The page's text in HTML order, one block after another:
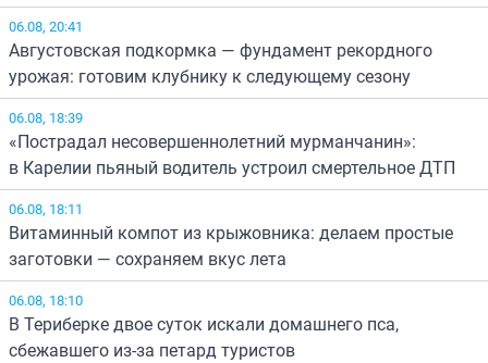
06.08, 20:41
Августовская подкормка — фундамент рекордного
урожая: готовим клубнику к следующему сезону
06.08, 18:39
«Пострадал несовершеннолетний мурманчанин»:
в Карелии пьяный водитель устроил смертельное ДТП
06.08, 18:11
Витаминный компот из крыжовника: делаем простые
заготовки — сохраняем вкус лета
06.08, 18:10
В Териберке двое суток искали домашнего пса,
сбежавшего из-за петард туристов